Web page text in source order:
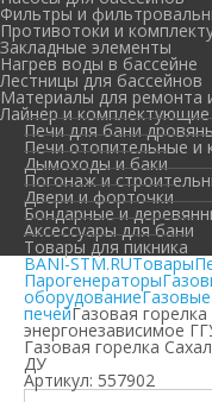
Фильтры и
Противотоки и
Закладные элементы
Нагрев воды в бассейне
Лестницы для бассейнов
Материалы для ремонта
Лайнер и комплектующие
Печи для бани
Печи отопительные и
Дымоходы и баки
Погонаж и
Двери и форточки
Бондарные и
Аксессуары для бани
Товары для пикника
BANI-STM.RUТовары
Парогенераторы
оборудование
печейГазовая
энергонезависимое
Газовая горелка
ДУ
Артикул: 557902